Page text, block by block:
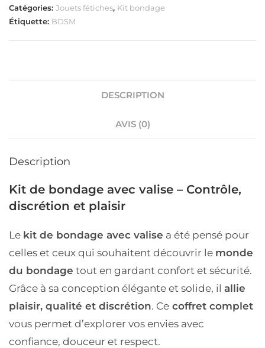
Catégories: Jouets fétiches, Kit bondage
Étiquette: BDSM
DESCRIPTION
AVIS (0)
Description
Kit de bondage avec valise – Contrôle,
discrétion et plaisir
Le kit de bondage avec valise a été pensé pour
celles et ceux qui souhaitent découvrir le monde
du bondage tout en gardant confort et sécurité.
Grâce à sa conception élégante et solide, il allie
plaisir, qualité et discrétion. Ce coffret complet
vous permet d’explorer vos envies avec
confiance, douceur et respect.